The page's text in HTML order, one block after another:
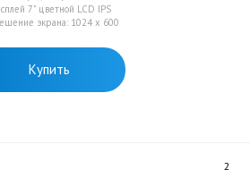
7" цветной LCD IPS
экрана: 1024 x 600
Купить
2